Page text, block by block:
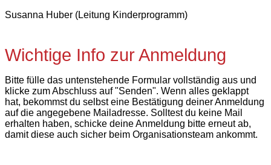
Susanna Huber (Leitung Kinderprogramm)
Wichtige Info zur Anmeldung
Bitte fülle das untenstehende Formular vollständig aus und
klicke zum Abschluss auf "Senden". Wenn alles geklappt
hat, bekommst du selbst eine Bestätigung deiner Anmeldung
auf die angegebene Mailadresse. Solltest du keine Mail
erhalten haben, schicke deine Anmeldung bitte erneut ab,
damit diese auch sicher beim Organisationsteam ankommt.